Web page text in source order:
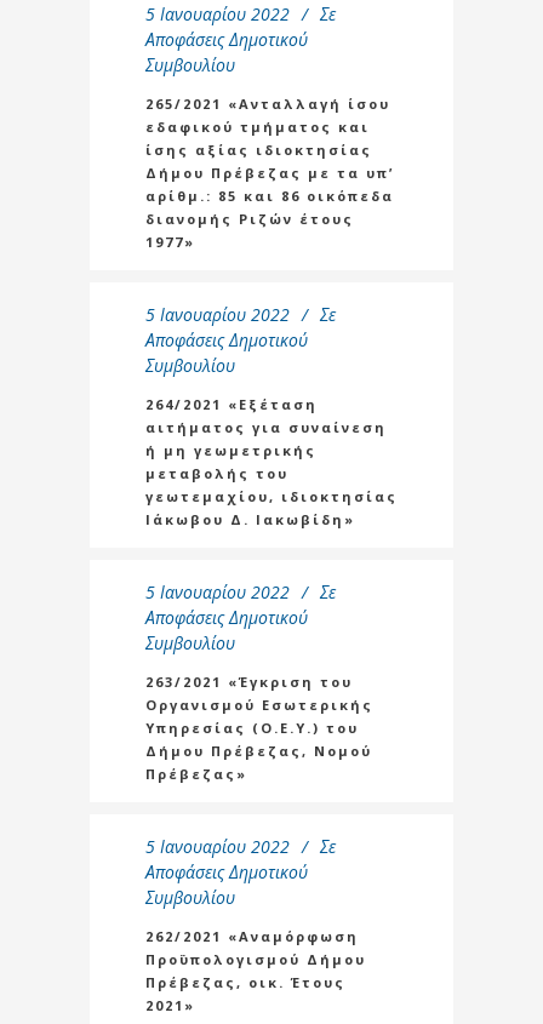
5 Ιανουαρίου 2022
Σε
Αποφάσεις Δημοτικού
Συμβουλίου
265/2021 «Ανταλλαγή ίσου
εδαφικού τμήματος και
ίσης αξίας ιδιοκτησίας
Δήμου Πρέβεζας με τα υπ’
αρίθμ.: 85 και 86 οικόπεδα
διανομής Ριζών έτους
1977»
5 Ιανουαρίου 2022
Σε
Αποφάσεις Δημοτικού
Συμβουλίου
264/2021 «Εξέταση
αιτήματος για συναίνεση
ή μη γεωμετρικής
μεταβολής του
γεωτεμαχίου, ιδιοκτησίας
Ιάκωβου Δ. Ιακωβίδη»
5 Ιανουαρίου 2022
Σε
Αποφάσεις Δημοτικού
Συμβουλίου
263/2021 «Έγκριση του
Οργανισμού Εσωτερικής
Υπηρεσίας (Ο.Ε.Υ.) του
Δήμου Πρέβεζας, Νομού
Πρέβεζας»
5 Ιανουαρίου 2022
Σε
Αποφάσεις Δημοτικού
Συμβουλίου
262/2021 «Αναμόρφωση
Προϋπολογισμού Δήμου
Πρέβεζας, οικ. Έτους
2021»